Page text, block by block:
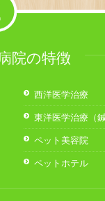
院の特徴
西洋医学治療
東洋医学治療（
ペット美容院
ペットホテル